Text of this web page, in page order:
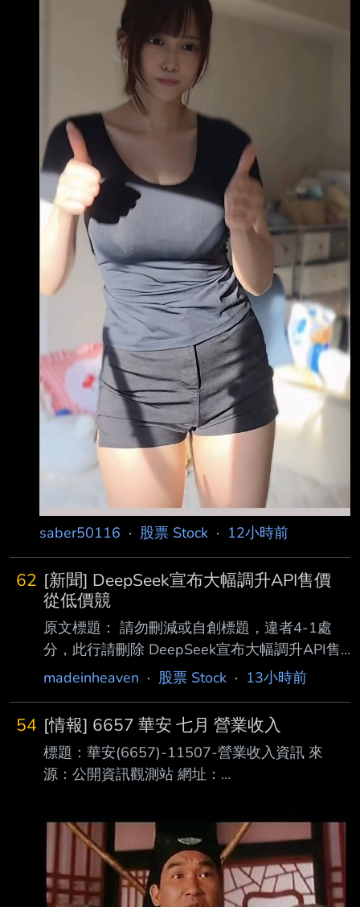
主動統一升級50 36,705 5 2317 鴻海 21,743 6
2002 中鋼 16,223 7 2027 大成鋼 14,914 8
1402 遠東新 14,490 9 2303 聯電 14,462 10
1101 台泥 14
saber50116 · 股票 Stock · 12小時前
62 [新聞] DeepSeek宣布大幅調升API售價
從低價競
原文標題： 請勿刪減或自創標題，違者4-1處
分，此行請刪除 DeepSeek宣布大幅調升API售
價 從低價競爭轉向商業化獲利 原文連結： 網址
1-2-2 處分。
https://news.cnyes.com/news/id/6562114 發布
時間： 請勿張貼超過3天新聞 2026-08-06
14:10 記者署名： 劉祥航 原文內容： 曾以「破
DeepSeek，周四 (6 日) 正式宣 布將調升其 API
服務的定價
madeinheaven · 股票 Stock · 13小時前
54 [情報] 6657 華安 七月 營業收入
標題：華安(6657)-11507-營業收入資訊 來
源：公開資訊觀測站 網址：
文： 本資料由 (上市公司)華安 公司提供 民國
115年07月 單位：新台幣仟元 項目 營業收入淨
額 本月 614 去年同期 493 增減金額 121 增減
百分比 24.54 本年累計 3,857 去年累計 3,770